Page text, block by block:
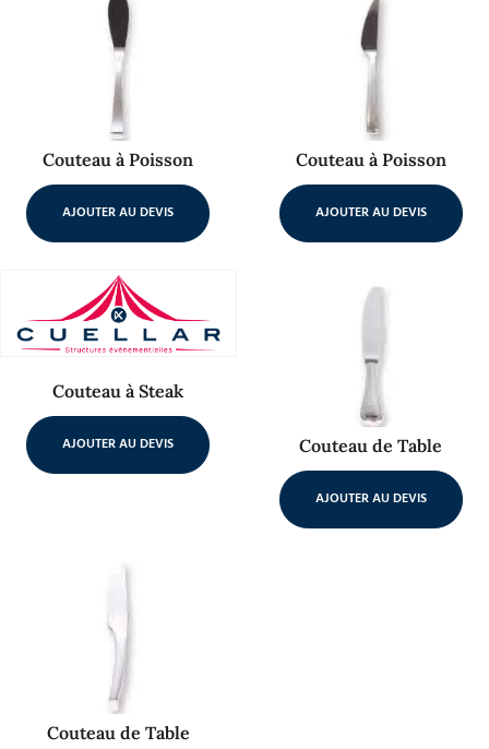
Couteau à Poisson
AJOUTER AU DEVIS
Couteau à Poisson
AJOUTER AU DEVIS
Couteau à Steak
AJOUTER AU DEVIS Couteau de Table
AJOUTER AU DEVIS
Couteau de Table